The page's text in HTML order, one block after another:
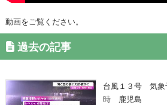
動画をご覧ください。
過去の記事
台風１３号 気
時 鹿児島